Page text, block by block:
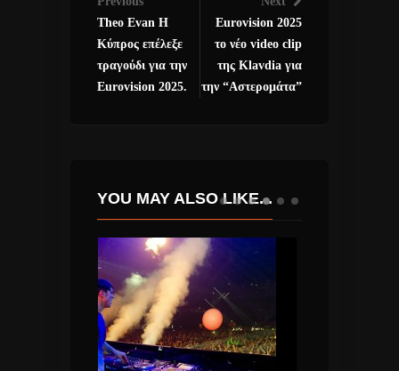
Theo Evan Η
Κύπρος επέλεξε
τραγούδι για την
Eurovision 2025.
Eurovision 2025
το νέο video clip
της Klavdia για
την “Αστερομάτα”
YOU MAY ALSO LIKE...